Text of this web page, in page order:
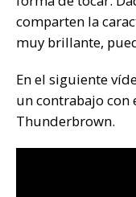
comparten la
muy brillante,
En el siguiente
un contrabajo con
Thunderbrown.